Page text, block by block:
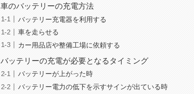
車のバッテリーの充電方法
バッテリー充電器を利用する
車を走らせる
カー用品店や整備工場に依頼する
バッテリーの充電が必要となるタイミング
バッテリーが上がった時
バッテリー電力の低下を示すサインが出ている時